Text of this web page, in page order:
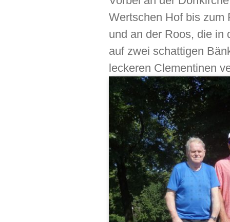
Wertschen Hof bis zum
und an der Roos, die in
auf zwei schattigen
leckeren Clementinen